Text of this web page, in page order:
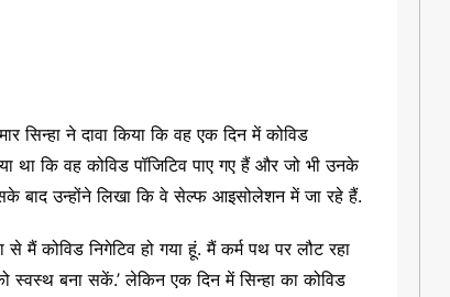
सिन्हा ने दावा किया कि वह एक दिन में कोविड
था कि वह कोविड पॉजिटिव पाए गए हैं और जो भी उनके
बाद उन्होंने लिखा कि वे सेल्फ आइसोलेशन में जा रहे हैं.
मैं कोविड निगेटिव हो गया हूं. मैं कर्म पथ पर लौट रहा
स्वस्थ बना सकें.’ लेकिन एक दिन में सिन्हा का कोविड